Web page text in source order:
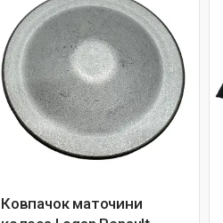
Ковпачок маточини